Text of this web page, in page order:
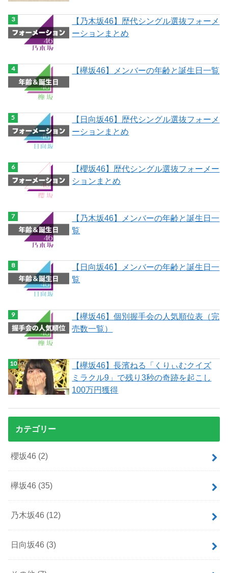
【乃木坂46】歴代シングル選抜フォーメ
ーションまとめ
【欅坂46】メンバーの年齢と誕生日一覧
【日向坂46】歴代シングル選抜フォーメ
ーションまとめ
【櫻坂46】歴代シングル選抜フォーメー
ションまとめ
【乃木坂46】メンバーの年齢と誕生日一
覧
【日向坂46】メンバーの年齢と誕生日一
覧
【欅坂46】個別握手会の人気順位表（完
売数一覧）
【欅坂46】長濱ねる「くりぃむクイズ
ミラクル9」で残り3秒の奇跡を起こし
100万円獲得
カテゴリー
櫻坂46 (2)
欅坂46 (35)
乃木坂46 (12)
日向坂46 (3)